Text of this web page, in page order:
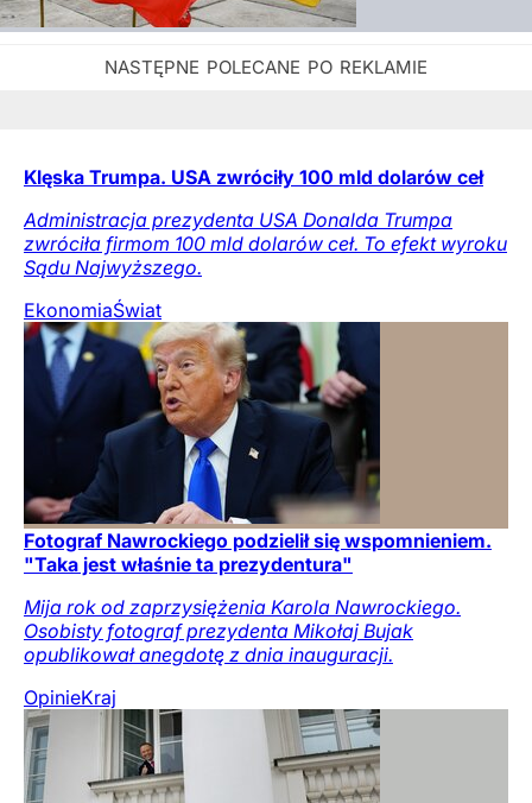
Klęska Trumpa. USA zwróciły 100 mld dolarów ceł
Administracja prezydenta USA Donalda Trumpa
zwróciła firmom 100 mld dolarów ceł. To efekt wyroku
Sądu Najwyższego.
EkonomiaŚwiat
Fotograf Nawrockiego podzielił się wspomnieniem.
"Taka jest właśnie ta prezydentura"
Mija rok od zaprzysiężenia Karola Nawrockiego.
Osobisty fotograf prezydenta Mikołaj Bujak
opublikował anegdotę z dnia inauguracji.
OpinieKraj